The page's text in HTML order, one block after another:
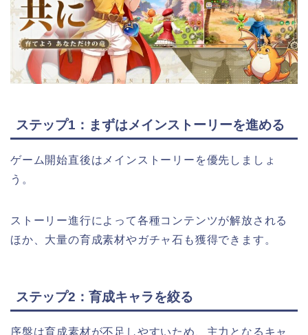
ステップ1：まずはメインストーリーを進める
ゲーム開始直後はメインストーリーを優先しましょ
う。
ストーリー進行によって各種コンテンツが解放される
ほか、大量の育成素材やガチャ石も獲得できます。
ステップ2：育成キャラを絞る
序盤は育成素材が不足しやすいため、主力となるキャ